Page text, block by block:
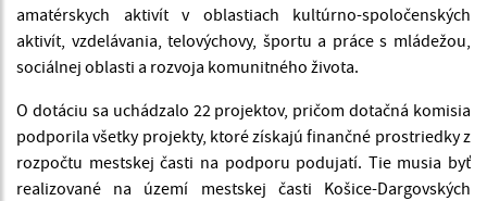
amatérskych aktivít v oblastiach kultúrno-spoločenských
aktivít, vzdelávania, telovýchovy, športu a práce s mládežou,
sociálnej oblasti a rozvoja komunitného života.
O dotáciu sa uchádzalo 22 projektov, pričom dotačná komisia
podporila všetky projekty, ktoré získajú finančné prostriedky z
rozpočtu mestskej časti na podporu podujatí. Tie musia byť
realizované na území mestskej časti Košice-Dargovských